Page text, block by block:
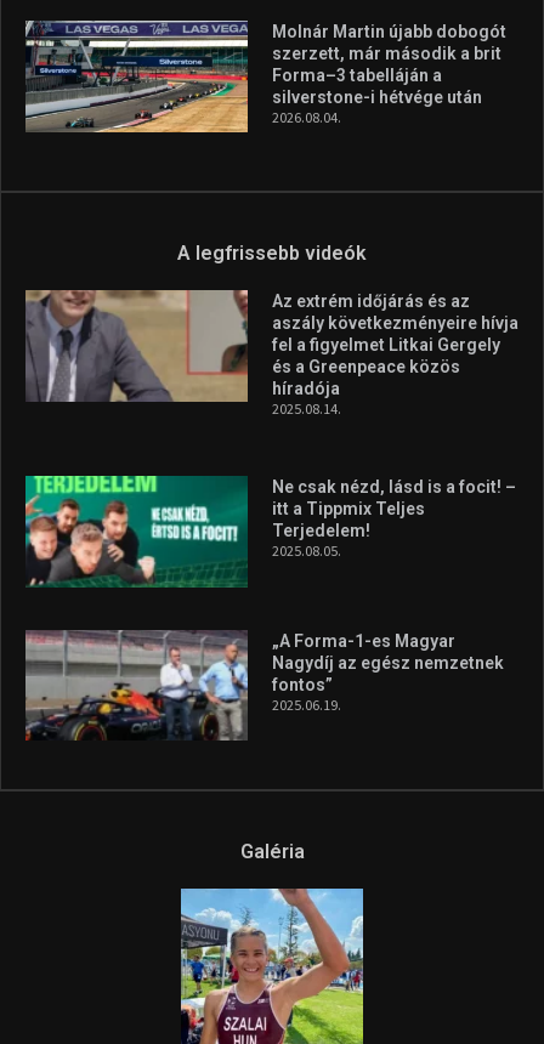
Molnár Martin újabb dobogót
szerzett, már második a brit
Forma–3 tabelláján a
silverstone-i hétvége után
2026.08.04.
A legfrissebb videók
Az extrém időjárás és az
aszály következményeire hívja
fel a figyelmet Litkai Gergely
és a Greenpeace közös
híradója
2025.08.14.
Ne csak nézd, lásd is a focit! –
itt a Tippmix Teljes
Terjedelem!
2025.08.05.
„A Forma-1-es Magyar
Nagydíj az egész nemzetnek
fontos”
2025.06.19.
Galéria